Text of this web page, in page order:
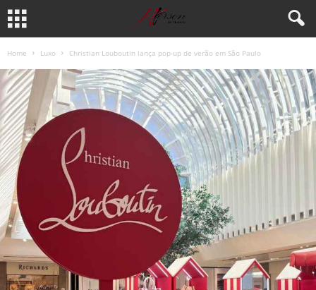
Home Luxo Christian Louboutin lança pop-up de verão em São Paulo